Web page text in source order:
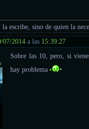
la escribe, sino de quien la
07/2014 a las 15:39:27
Sobre las 10, pero, si
hay problema